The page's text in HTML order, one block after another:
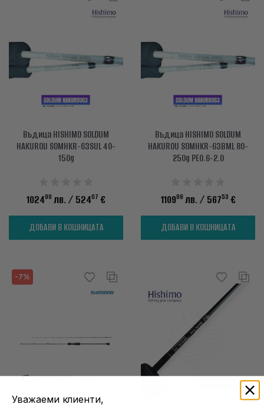
Въдица HISHIMO SOLDUM
HAKUROU SOMHKR-63SUL 40-
150g
102499 лв. / 52407 €
ДОБАВИ В КОШНИЦАТА
Въдица HISHIMO SOLDUM
HAKUROU SOMHKR-63BML 80-
250g PE0.6-2.0
110999 лв. / 56753 €
ДОБАВИ В КОШНИЦАТА
-7%
Уважаеми клиенти,